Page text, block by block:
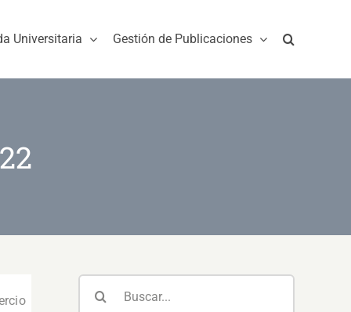
Universitaria Gestión de Publicaciones